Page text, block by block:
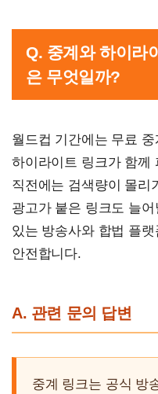
Q. 중계와 하이라
은 무엇일까?
월드컵 기간에는 무료
하이라이트 링크가 함께
직전에는 검색량이 몰리
광고가 붙은 링크도 늘
있는 방송사와 합법 플
안전합니다.
A. 관련 문의 답변
중계 링크는 공식 방